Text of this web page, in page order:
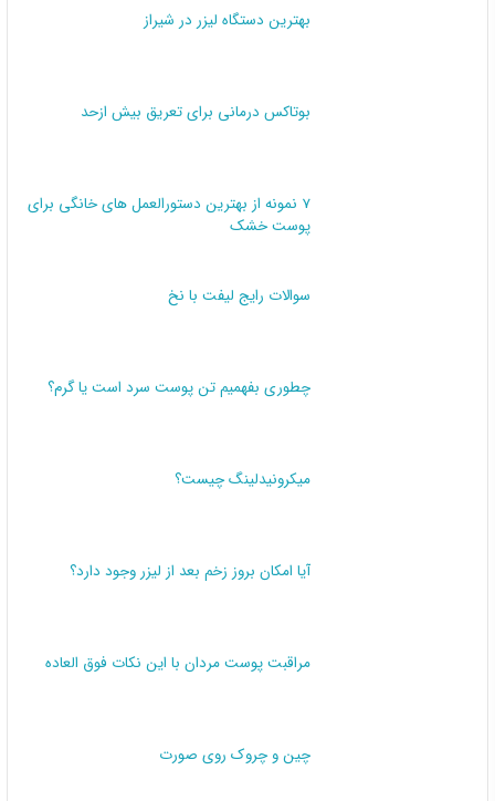
بهترین دستگاه لیزر در شیراز
بوتاکس درمانی برای تعریق بیش ازحد
7 نمونه از بهترین دستورالعمل های خانگی برای
پوست خشک
سوالات رایج لیفت با نخ
چطوری بفهمیم تن پوست سرد است یا گرم؟
میکرونیدلینگ چیست؟
آیا امکان بروز زخم بعد از لیزر وجود دارد؟
مراقبت پوست مردان با این نکات فوق العاده
چین و چروک روی صورت